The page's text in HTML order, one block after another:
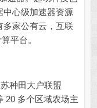
中心级加速器资源
家公有云，互联
平台。
种田大户联盟
20 多个区域农场主